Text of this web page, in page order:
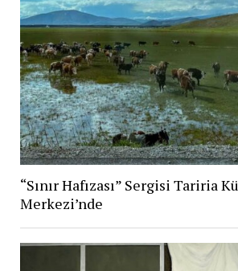
“Sınır Hafızası” Sergisi Tariria
Merkezi’nde